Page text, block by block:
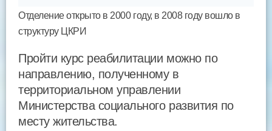
Отделение открыто в 2000 году, в 2008 году вошло в
структуру ЦКРИ
Пройти курс реабилитации можно по
направлению, полученному в
территориальном управлении
Министерства социального развития по
месту жительства.